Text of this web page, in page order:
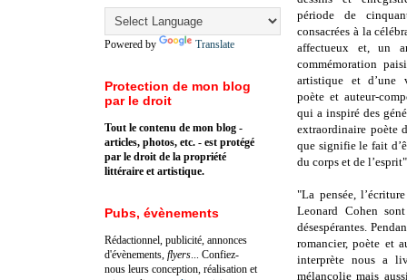
période de
consacrées à la
affectueux et, un
commémoration
artistique et d’une
poète et auteur-
qui a inspiré des
extraordinaire poète
que signifie le fait
du corps et de
"La pensée,
Leonard Cohen
désespérantes.
romancier, poète et
interprète nous a
mélancolie mais
Powered by Translate
Protection de mon blog
par le droit
Tout le contenu de mon blog -
articles, photos, etc. - est protégé
par le droit de la propriété
littéraire et artistique.
Pubs, évènements
Rédactionnel, publicité, annonces
d'évènements, flyers ... Confiez-
nous leurs conception, réalisation et